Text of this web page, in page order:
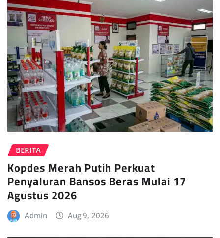
BERITA
Kopdes Merah Putih Perkuat
Penyaluran Bansos Beras Mulai 17
Agustus 2026
Admin Aug 9, 2026